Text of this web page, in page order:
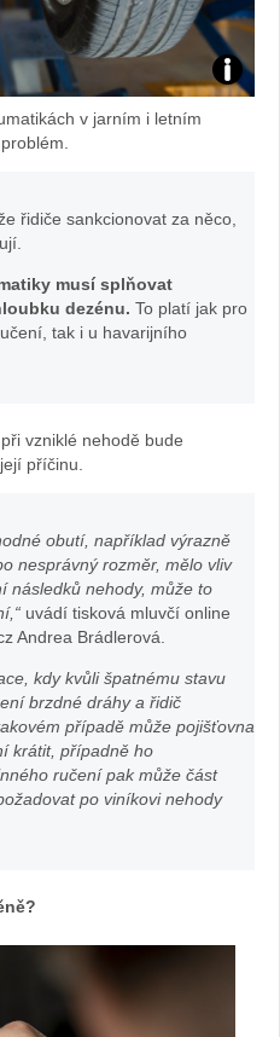
Zdroj:
v jarním i letním
řidiče sankcionovat za něco,
musí splňovat
dezénu. To platí jak pro
tak i u havarijního
vzniklé nehodě bude
příčinu.
obutí, například výrazně
nesprávný rozměr, mělo vliv
následků nehody, může to
uvádí tisková mluvčí online
Andrea Brádlerová.
kdy kvůli špatnému stavu
brzdné dráhy a řidič
případě může pojišťovna
krátit, případně ho
ručení pak může část
po viníkovi nehody